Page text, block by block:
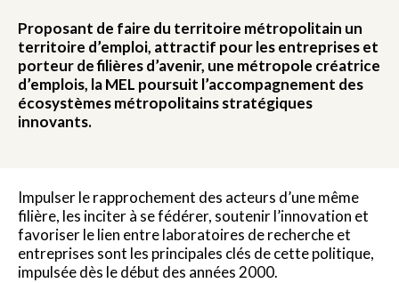
Proposant de faire du territoire métropolitain un
territoire d’emploi, attractif pour les entreprises et
porteur de filières d’avenir, une métropole créatrice
d’emplois, la MEL poursuit l’accompagnement des
écosystèmes métropolitains stratégiques
innovants.
Impulser le rapprochement des acteurs d’une même
filière, les inciter à se fédérer, soutenir l’innovation et
favoriser le lien entre laboratoires de recherche et
entreprises sont les principales clés de cette politique,
impulsée dès le début des années 2000.